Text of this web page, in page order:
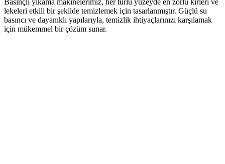
Basınçlı yıkama makinelerimiz, her türlü yüzeyde en zorlu kirleri ve
lekeleri etkili bir şekilde temizlemek için tasarlanmıştır. Güçlü su
basıncı ve dayanıklı yapılarıyla, temizlik ihtiyaçlarınızı karşılamak
için mükemmel bir çözüm sunar.